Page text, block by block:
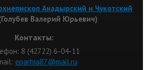
Анадырский и Чукотский
Валерий Юрьевич)
Контакты:
8 (42722) 6-04-11
eparhia87@mail.ru